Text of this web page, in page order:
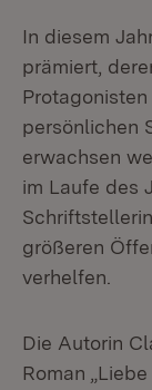
In diesem
prämiert,
persönlichen
erwachsen
im Laufe des
größeren
verhelfen.
Die Autorin
Roman